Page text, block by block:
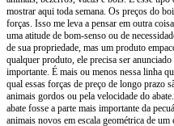
mostrar aqui toda semana. Os preços do
forças. Isso me leva a pensar em outra
uma atitude de bom-senso ou de
de sua propriedade, mas um produto
qualquer produto, ele precisa ser
importante. É mais ou menos nessa linha
qual essas forças de preço de longo prazo
animais gordos ou pela velocidade do
abate fosse a parte mais importante da
animais novos em escala geométrica de